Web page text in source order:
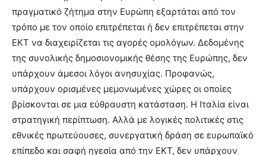
πραγματικό ζήτημα στην Ευρώπη εξαρτάται από τον
τρόπο με τον οποίο επιτρέπεται ή δεν επιτρέπεται στην
ΕΚΤ να διαχειρίζεται τις αγορές ομολόγων. Δεδομένης
της συνολικής δημοσιονομικής θέσης της Ευρώπης, δεν
υπάρχουν άμεσοι λόγοι ανησυχίας. Προφανώς,
υπάρχουν ορισμένες μεμονωμένες χώρες οι οποίες
βρίσκονται σε μια εύθραυστη κατάσταση. Η Ιταλία είναι
στρατηγική περίπτωση. Αλλά με λογικές πολιτικές στις
εθνικές πρωτεύουσες, συνεργατική δράση σε ευρωπαϊκό
επίπεδο και σαφή ηγεσία από την ΕΚΤ, δεν υπάρχουν